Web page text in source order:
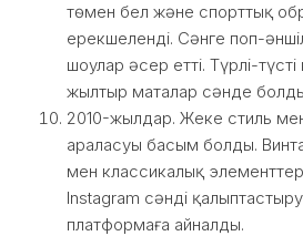
төмен бел және спорттық
ерекшеленді. Сәнге поп-
шоулар әсер етті. Түрлі-түсті
жылтыр маталар сәнде
2010-жылдар. Жеке стиль
араласуы басым болды.
мен классикалық элементтер
Instagram сәнді
платформаға айналды.